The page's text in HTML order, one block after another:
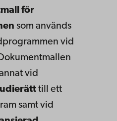
för
som används
vid
vid
till ett
samt vid